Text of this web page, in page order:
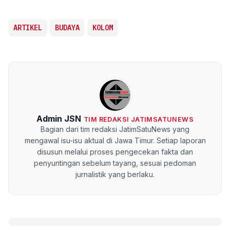
ARTIKEL BUDAYA KOLOM
Admin JSN TIM REDAKSI JATIMSATUNEWS
Bagian dari tim redaksi JatimSatuNews yang
mengawal isu-isu aktual di Jawa Timur. Setiap laporan
disusun melalui proses pengecekan fakta dan
penyuntingan sebelum tayang, sesuai pedoman
jurnalistik yang berlaku.